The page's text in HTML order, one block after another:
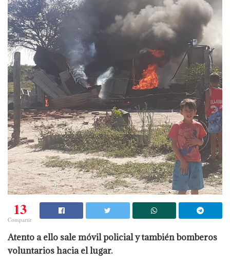
13
Compartir
Atento a ello sale móvil policial y también bomberos
voluntarios hacia el lugar.